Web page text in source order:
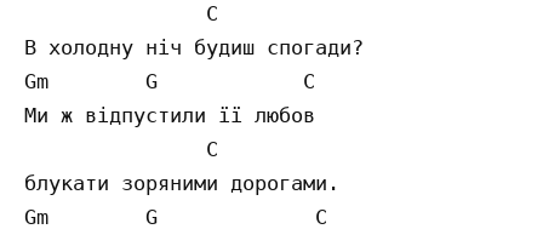
               C
В холодну ніч будиш спогади?
Gm        G            C
Ми ж відпустили її любов
               C
блукати зоряними дорогами.
Gm        G             C